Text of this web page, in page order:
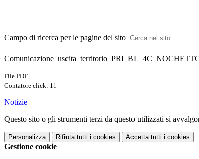
Campo di ricerca per le pagine del sito
File PDF
Contatore click: 11
Notizie
Questo sito o gli strumenti terzi da questo utilizzati si
Personalizza Rifiuta tutti i cookies Accetta tutti i cookies
Gestione cookie